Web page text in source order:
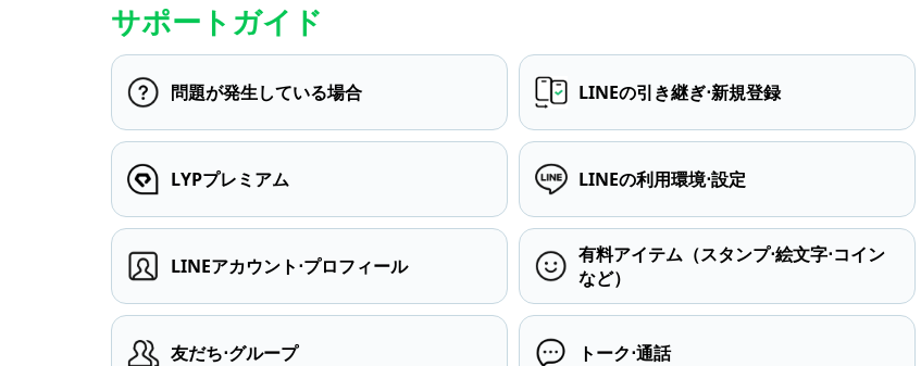
サポートガイド
問題が発生している場合 LINEの引き継ぎ⋅新規登録
LYPプレミアム LINEの利用環境⋅設定
LINEアカウント⋅プロフィール
有料アイテム（スタンプ⋅絵文字⋅コイン
など）
友だち⋅グループ トーク⋅通話